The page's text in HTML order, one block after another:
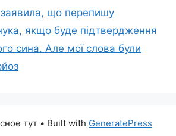
що перепишу
якщо буде підтвердження
сина. Але мої слова були
тут • Built with GeneratePress